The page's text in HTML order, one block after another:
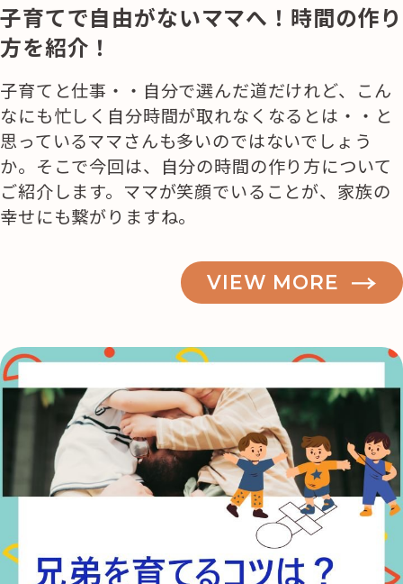
子育てで自由がないママへ！時間の作り
方を紹介！
子育てと仕事・・自分で選んだ道だけれど、こん
なにも忙しく自分時間が取れなくなるとは・・と
思っているママさんも多いのではないでしょう
か。そこで今回は、自分の時間の作り方について
ご紹介します。ママが笑顔でいることが、家族の
幸せにも繋がりますね。
VIEW MORE